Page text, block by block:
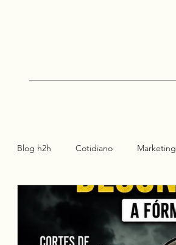
Blog h2h Cotidiano Marketing
Negócio Espiritualidade